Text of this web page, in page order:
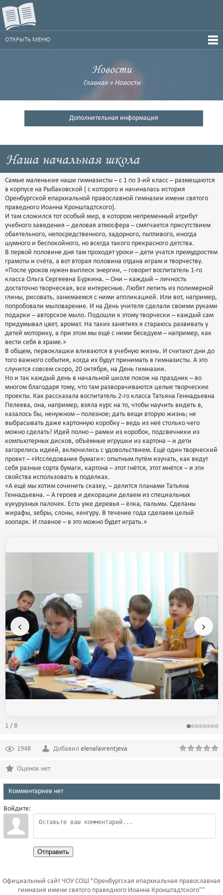
ОТКРЫТЬ МЕНЮ
Новости
Главная» Новости
Дополнительная информация
Наша начальная школа
Самые маленькие наши гимназисты – с 1 по 3-ий класс – размещаются
в корпусе на Рыбаковской ( с которого и начиналась история
Оренбургской епархиальной православной гимназии имени святого
праведного Иоанна Кронштадтского).
И там сложился тот особый мир, в котором непременный атрибут
учебного заведения – деловая атмосфера – смягчается присутствием
обаятельного, непосредственного, задорного, пытливого, иногда
шумного и беспокойного, но всегда такого прекрасного детства.
В первой половине дня там проходят уроки – дети учатся премудростям
грамоты и счёта, а вот вторая половина отдана играм и творчеству.
«После уроков нужен выплеск энергии, – говорит воспитатель 1-го
класса Ольга Сергеевна Буркина. – Они – каждый – личность
достаточно творческая, все интересные. Любят лепить из полимерной
глины, рисовать, занимаемся с ними аппликацией. Или вот, например,
попробовали мыловарение. И на День учителя сделали своими руками
подарки – авторское мыло. Подошли к этому творчески – каждый сам
придумывал цвет, аромат. На таких занятиях я стараюсь развивать у
детей моторику, а при этом мы ещё с ними беседуем – например, как
вести себя в храме.»
В общем, первоклашки вливаются в учебную жизнь. И считают дни до
того важного события, когда их будут принимать в гимназисты. А это
случится совсем скоро, 20 октября, на День гимназии.
Но и так каждый день в начальной школе похож на праздник – во
многом благодаря тому, что там разворачиваются целые творческие
проекты. Как рассказала воспитатель 2-го класса Татьяна Геннадьевна
Пелеева, она, например, взяла курс на то, чтобы научить видеть в,
казалось бы, ненужном – полезное; дать вещи вторую жизнь; не
выбрасывать даже картонную коробку – ведь из неё столько чего
можно сделать! Идей полно – рамки из коробок, подсвечники из
компьютерных дисков, объёмные игрушки из картона – и дети
загорелись идеей, включились с удовольствием. Ещё один творческий
проект – «Исследование бумаги»: опытным путём изучать, как ведут
себя разные сорта бумаги, картона – этот гнётся, этот мнётся – и эти
свойства использовать в поделках.
«А ещё мы хотим сочинить сказку, – делится планами Татьяна
Геннадьевна. – А героев и декорации делаем из специальных
кукурузных палочек. Есть уже деревья – ёлка, пальмы. Сделаны
жирафы, зебры, слоны, кенгуру. В течение года сделаем целый
зоопарк. И главное – в это можно будет играть.»
‹ ›
1 / 8
1948 Добавил elenalavrentjeva
Оценок нет
Комментариев нет
Войдите:
Отправить
Официальный сайт ЧОУ СОШ "Оренбургская епархиальная православная
гимназия имени святого праведного Иоанна Кронштадтского""